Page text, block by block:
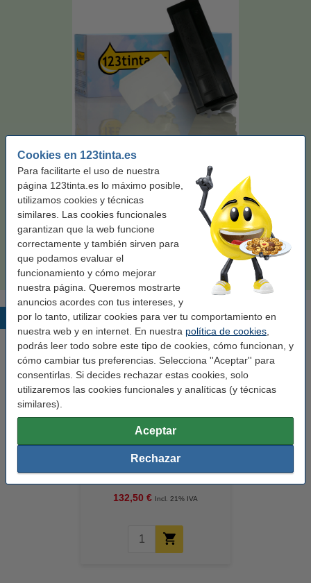
Cookies en 123tinta.es
Para facilitarte el uso de nuestra
página 123tinta.es lo máximo posible,
utilizamos cookies y técnicas
similares. Las cookies funcionales
garantizan que la web funcione
correctamente y también sirven para
que podamos evaluar el
funcionamiento y cómo mejorar
nuestra página. Queremos mostrarte
anuncios acordes con tus intereses, y
por lo tanto, utilizar cookies para ver tu comportamiento en
nuestra web y en internet. En nuestra política de cookies
podrás leer todo sobre este tipo de cookies, cómo funcionan, y
cómo cambiar tus preferencias. Selecciona ''Aceptar'' para
consentirlas. Si decides rechazar estas cookies, solo
utilizaremos las cookies funcionales y analíticas (y técnicas
similares).
Aceptar
Rechazar
Marca: 123tinta Tipo: toner
Ver características y descripción
¡Ahorra más de un45%en costes de impresión!
En stock
¡Recíbelo el lunes!
Por página 0,004 €
57,50 €
Productos destacados
(original)
132,50 € Incl. 21% IVA